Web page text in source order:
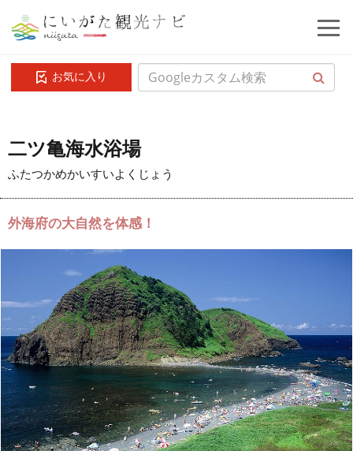
お気に入り
二ツ亀海水浴場
ふたつかめかいすいよくじょう
外海府の大自然を体感！